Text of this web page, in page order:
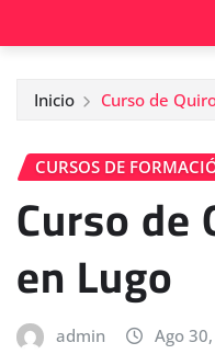
Inicio Curso de
CURSOS DE
Curso de
en Lugo
admin Ago